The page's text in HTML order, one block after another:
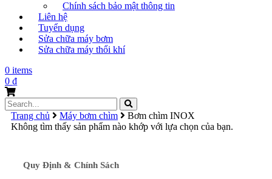
Chính sách bảo mật thông tin
Liên hệ
Tuyển dụng
Sửa chữa máy bơm
Sửa chữa máy thổi khí
0 items
0 ₫
Search
for:Trang chủ Máy bơm chìm
Bơm chìm INOX
Không tìm thấy sản phẩm nào khớp với lựa chọn của bạn.
Quy Định & Chính Sách